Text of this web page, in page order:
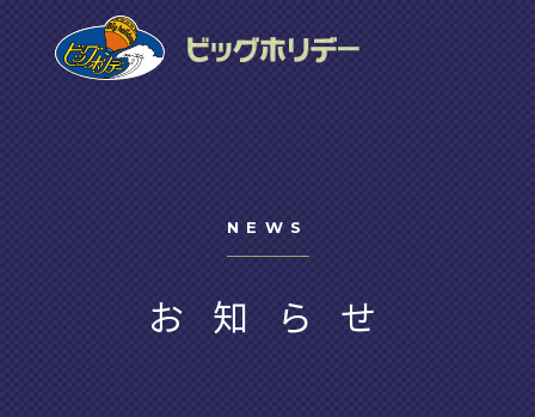
NEWS
お知らせ